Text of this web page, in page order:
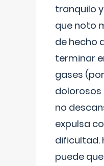
tranquilo
que noto
de hecho
terminar
gases
dolorosos
no
expulsa
dificultad.
puede